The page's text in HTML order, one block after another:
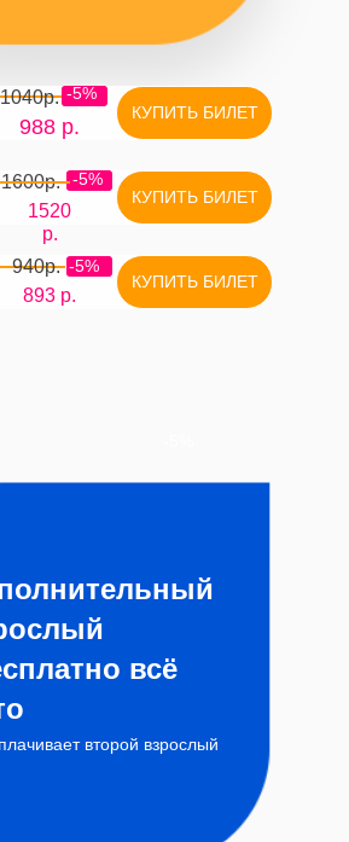
КУПИТЬ БИЛЕТ
988 р.
КУПИТЬ БИЛЕТ
1600р.
1520
р.
-5%
КУПИТЬ БИЛЕТ
893 р.
-5%
второй взрослый
940р.
всё
1040р. -5%